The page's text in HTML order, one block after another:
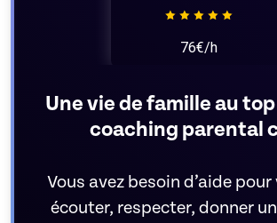
Une vie de famille au
coaching parental
Vous avez besoin d’aide
écouter, respecter, donner
76€/h